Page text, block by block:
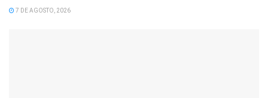
7 DE AGOSTO, 2026